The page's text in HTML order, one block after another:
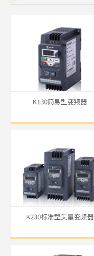
K130简易型变频器
了解详细
K230标准型矢量变频器
了解详细